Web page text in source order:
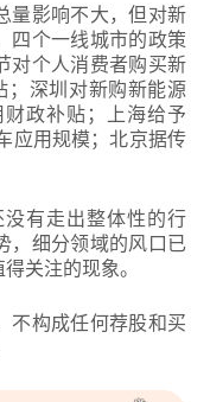
量影响不大，但对新
四个一线城市的政策
对个人消费者购买新
深圳对新购新能源
政补贴； 上海给予
应用规模；北京据传
有走出整体性的行
，细分领域的风口已
关注的现象。
不构成任何荐股和买